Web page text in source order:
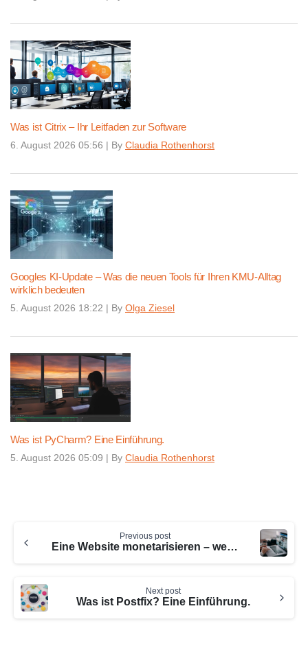
Was ist Citrix – Ihr Leitfaden zur Software
6. August 2026 05:56 | By Claudia Rothenhorst
Googles KI-Update – Was die neuen Tools für Ihren KMU-Alltag
wirklich bedeuten
5. August 2026 18:22 | By Olga Ziesel
Was ist PyCharm? Eine Einführung.
5. August 2026 05:09 | By Claudia Rothenhorst
Reading
Previous post
Eine Website monetarisieren – welche Möglichkeiten gibt es?
Next post
Was ist Postfix? Eine Einführung.